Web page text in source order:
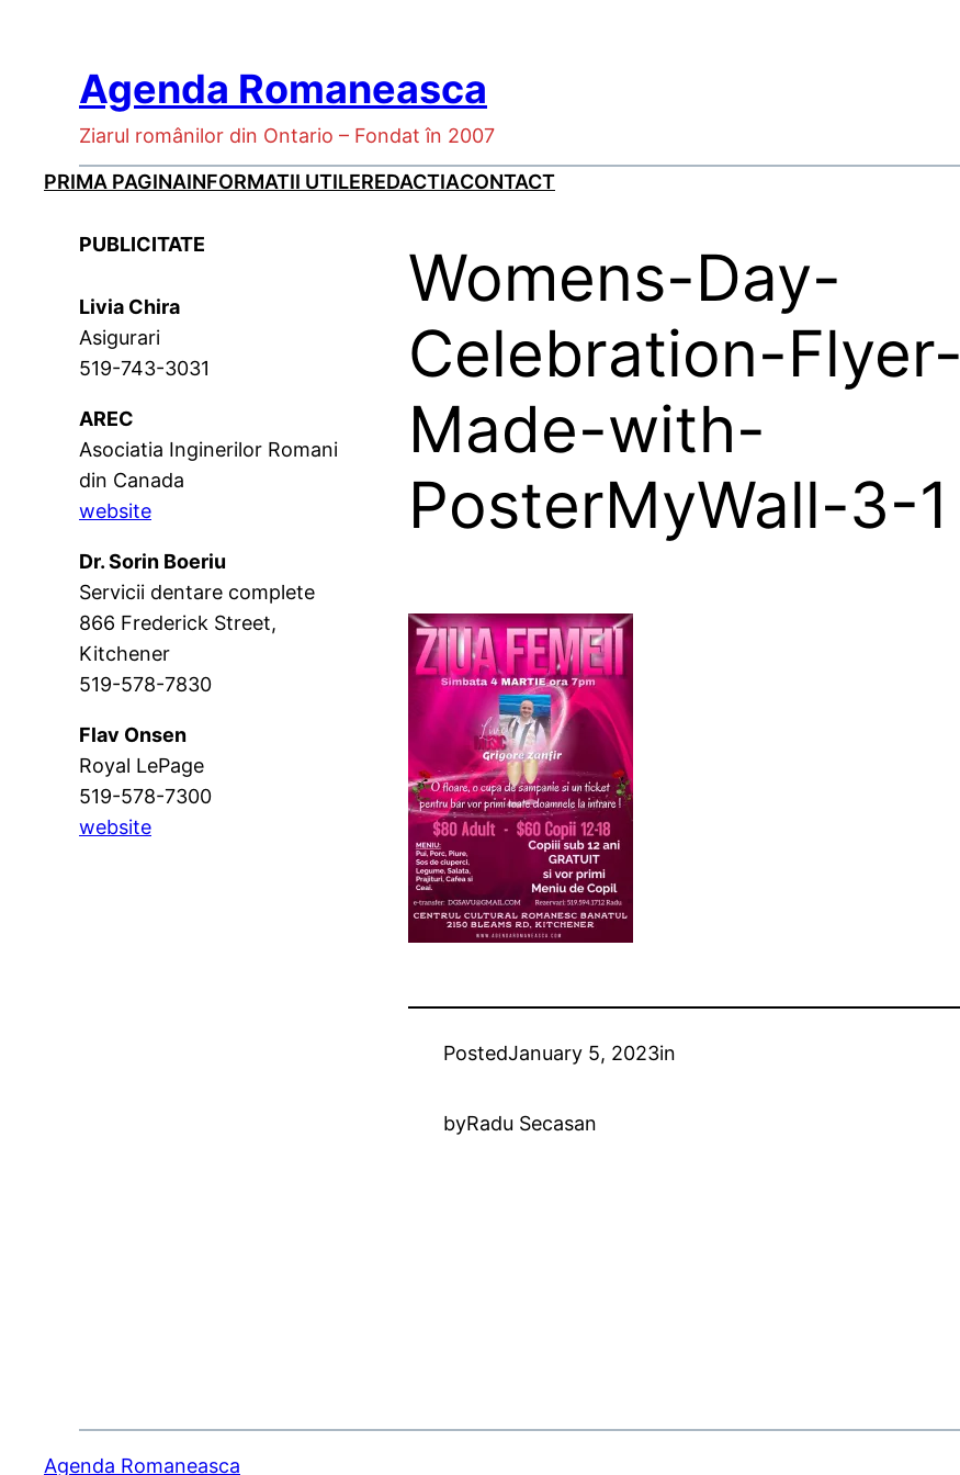
Agenda Romaneasca
Ziarul românilor din Ontario – Fondat în 2007
PRIMA PAGINAINFORMATII UTILEREDACTIACONTACT
PUBLICITATE
Livia Chira
Asigurari
519-743-3031
AREC
Asociatia Inginerilor Romani
din Canada
website
Dr. Sorin Boeriu
Servicii dentare complete
866 Frederick Street,
Kitchener
519-578-7830
Flav Onsen
Royal LePage
519-578-7300
website
Womens-Day-
Celebration-Flyer-
Made-with-
PosterMyWall-3-1
PostedJanuary 5, 2023in
byRadu Secasan
Agenda Romaneasca